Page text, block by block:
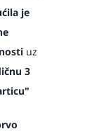
je
uz
3